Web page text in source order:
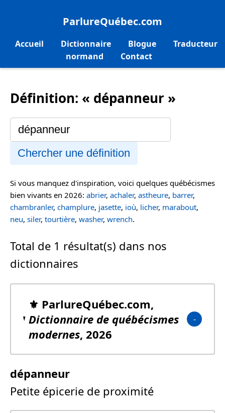
ParlureQuébec.com
Accueil Dictionnaire Blogue
Traducteur
normand
Contact
Définition: « dépanneur »
Chercher une définition
Si vous manquez d'inspiration, voici quelques québécismes
bien vivants en 2026: abrier, achaler, astheure, barrer,
chambranler, champlure, jasette, ioù, licher, marabout,
neu, siler, tourtière, washer, wrench.
Total de 1 résultat(s) dans nos
dictionnaires
⚜️ ParlureQuébec.com,
Dictionnaire de québécismes
modernes, 2026
dépanneur
Petite épicerie de proximité